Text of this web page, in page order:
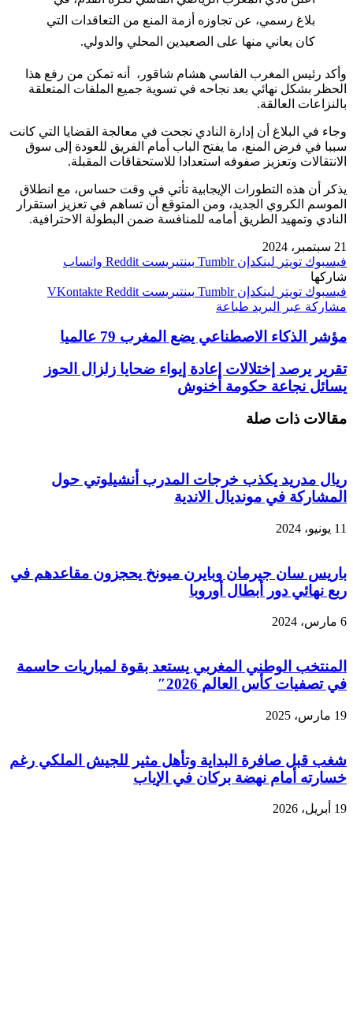
بلاغ رسمي، عن تجاوزه أزمة المنع من التعاقدات التي
كان يعاني منها على الصعيدين المحلي والدولي.
وأكد رئيس المغرب الفاسي هشام شاقور، أنه تمكن من رفع هذا
الحظر بشكل نهائي بعد نجاحه في تسوية جميع الملفات المتعلقة
بالنزاعات العالقة.
وجاء في البلاغ أن إدارة النادي نجحت في معالجة القضايا التي كانت
سببا في فرض المنع، ما يفتح الباب أمام الفريق للعودة إلى سوق
الانتقالات وتعزيز صفوفه استعدادا للاستحقاقات المقبلة.
يذكر أن هذه التطورات الإيجابية تأتي في وقت حساس، مع انطلاق
الموسم الكروي الجديد، ومن المتوقع أن تساهم في تعزيز استقرار
النادي وتمهيد الطريق أمامه للمنافسة ضمن البطولة الاحترافية.
21 سبتمبر، 2024
فيسبوك تويتر لينكدإن بينتيريست
واتساب
شاركها
فيسبوك تويتر لينكدإن بينتيريست
مشاركة عبر البريد طباعة
مؤشر الذكاء الاصطناعي يضع المغرب 79 عالميا
تقرير يرصد إختلالات إعادة إيواء ضحايا زلزال الحوز
يسائل نجاعة حكومة أخنوش
مقالات ذات صلة
ريال مدريد يكذب خرجات المدرب أنشيلوتي حول
المشاركة في مونديال الاندية
11 يونيو، 2024
باريس سان جيرمان وبايرن ميونخ يحجزون مقاعدهم في
ربع نهائي دور أبطال أوروبا
6 مارس، 2024
المنتخب الوطني المغربي يستعد بقوة لمباريات حاسمة
في تصفيات كأس العالم 2026″
19 مارس، 2025
شغب قبل صافرة البداية وتأهل مثير للجيش الملكي رغم
خسارته أمام نهضة بركان في الإياب
19 أبريل، 2026